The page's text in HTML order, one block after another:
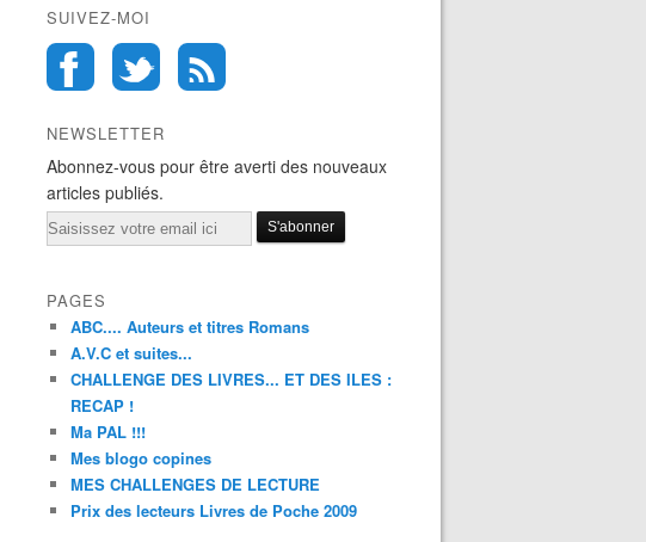
SUIVEZ-MOI
NEWSLETTER
Abonnez-vous pour être averti des nouveaux
articles publiés.
Email
PAGES
ABC.... Auteurs et titres Romans
A.V.C et suites...
CHALLENGE DES LIVRES... ET DES ILES :
RECAP !
Ma PAL !!!
Mes blogo copines
MES CHALLENGES DE LECTURE
Prix des lecteurs Livres de Poche 2009